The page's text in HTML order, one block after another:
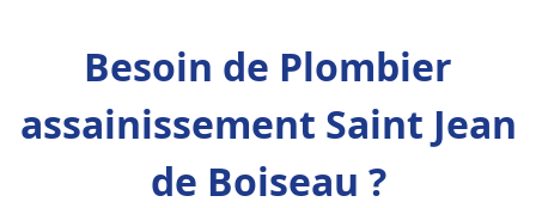
Besoin de Plombier
assainissement Saint Jean
de Boiseau ?